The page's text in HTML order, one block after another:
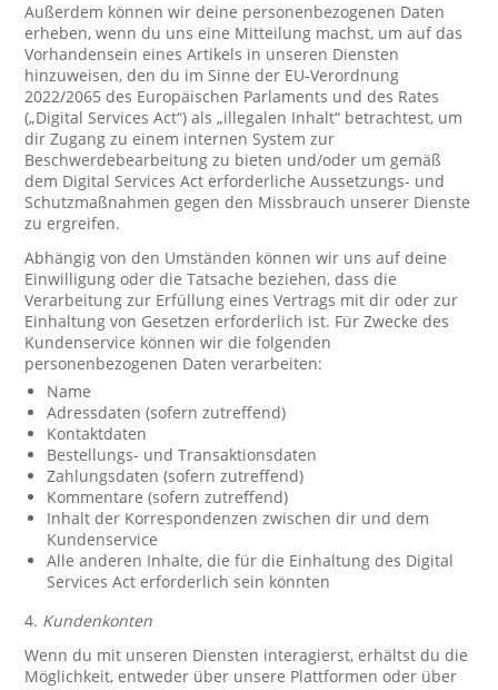
Außerdem können wir deine personenbezogenen Daten
erheben, wenn du uns eine Mitteilung machst, um auf das
Vorhandensein eines Artikels in unseren Diensten
hinzuweisen, den du im Sinne der EU-Verordnung
2022/2065 des Europäischen Parlaments und des Rates
(„Digital Services Act“) als „illegalen Inhalt“ betrachtest, um
dir Zugang zu einem internen System zur
Beschwerdebearbeitung zu bieten und/oder um gemäß
dem Digital Services Act erforderliche Aussetzungs- und
Schutzmaßnahmen gegen den Missbrauch unserer Dienste
zu ergreifen.
Abhängig von den Umständen können wir uns auf deine
Einwilligung oder die Tatsache beziehen, dass die
Verarbeitung zur Erfüllung eines Vertrags mit dir oder zur
Einhaltung von Gesetzen erforderlich ist. Für Zwecke des
Kundenservice können wir die folgenden
personenbezogenen Daten verarbeiten:
Name
Adressdaten (sofern zutreffend)
Kontaktdaten
Bestellungs- und Transaktionsdaten
Zahlungsdaten (sofern zutreffend)
Kommentare (sofern zutreffend)
Inhalt der Korrespondenzen zwischen dir und dem
Kundenservice
Alle anderen Inhalte, die für die Einhaltung des Digital
Services Act erforderlich sein könnten
4. Kundenkonten
Wenn du mit unseren Diensten interagierst, erhältst du die
Möglichkeit, entweder über unsere Plattformen oder über